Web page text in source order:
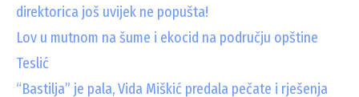
direktorica još uvijek ne popušta!
Lov u mutnom na šume i ekocid na području opštine
Teslić
“Bastilja” je pala, Vida Miškić predala pečate i rješenja